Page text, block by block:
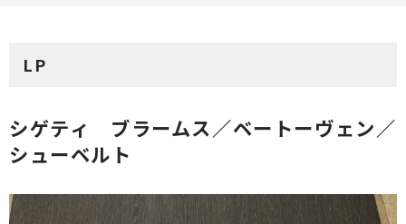
LP
シゲティ ブラームス／ベートーヴェン／
シューベルト